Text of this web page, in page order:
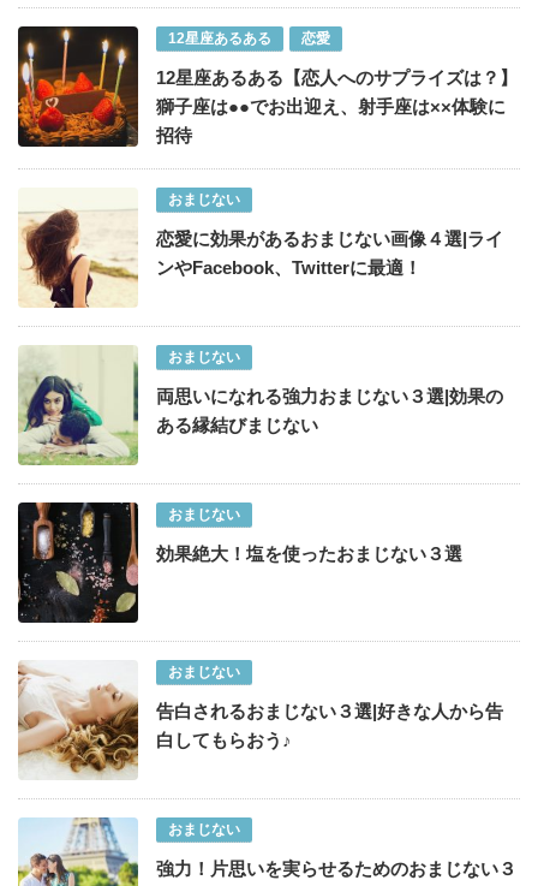
12星座あるある 恋愛
12星座あるある【恋人へのサプライズは？】
獅子座は●●でお出迎え、射手座は××体験に
招待
おまじない
恋愛に効果があるおまじない画像４選|ライ
ンやFacebook、Twitterに最適！
おまじない
両思いになれる強力おまじない３選|効果の
ある縁結びまじない
おまじない
効果絶大！塩を使ったおまじない３選
おまじない
告白されるおまじない３選|好きな人から告
白してもらおう♪
おまじない
強力！片思いを実らせるためのおまじない３